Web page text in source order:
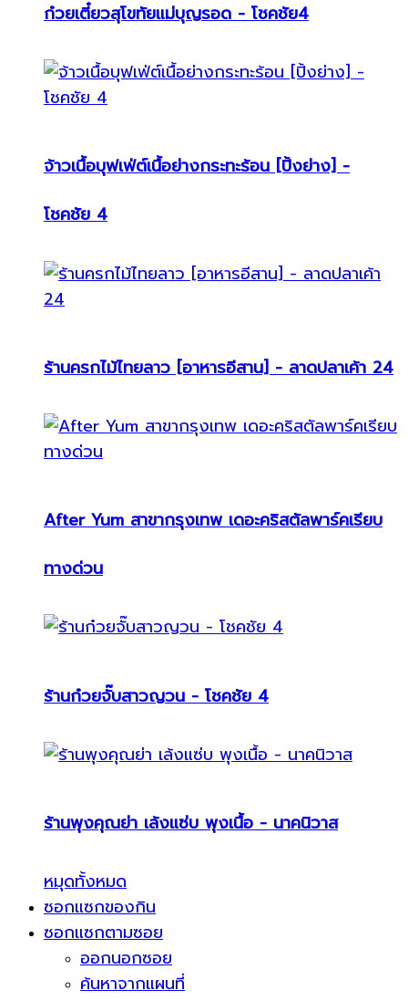
ก๋วยเตี๋ยวสุโขทัยแม่บุญรอด - โชคชัย4
จ้าวเนื้อบุฟเฟ่ต์เนื้อย่างกระทะร้อน [ปิ้งย่าง] -
โชคชัย 4
ร้านครกไม้ไทยลาว [อาหารอีสาน] - ลาดปลาเค้า 24
After Yum สาขากรุงเทพ เดอะคริสตัลพาร์คเรียบ
ทางด่วน
ร้านก๋วยจั๊บสาวญวน - โชคชัย 4
ร้านพุงคุณย่า เล้งแซ่บ พุงเนื้อ - นาคนิวาส
หมุดทั้งหมด
ซอกแซกของกิน
ซอกแซกตามซอย
ออกนอกซอย
ค้นหาจากแผนที่